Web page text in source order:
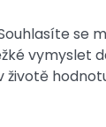
se
vymyslet